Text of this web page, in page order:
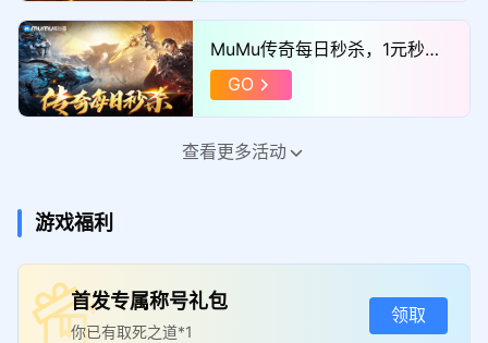
MuMu传奇每日秒杀，1元秒巨
额满减券！
GO
MuMu传奇福利官，添加企微领
查看更多活动
游戏福利
首发专属称号礼包
你已有取死之道*1
领取